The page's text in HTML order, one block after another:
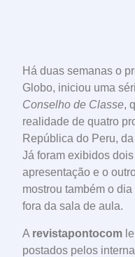
Há duas semanas o
Globo, iniciou uma
Conselho de Classe,
realidade de quatro
República do Peru,
Já foram exibidos
apresentação e o
mostrou também o
fora da sala de aula.
A revistapontocom
postados pelos